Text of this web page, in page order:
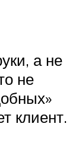
а не
не
клиент.